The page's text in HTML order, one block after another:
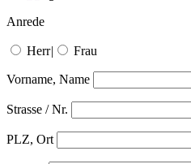
Anrede
Herr| Frau
Vorname, Name
Strasse / Nr.
PLZ, Ort